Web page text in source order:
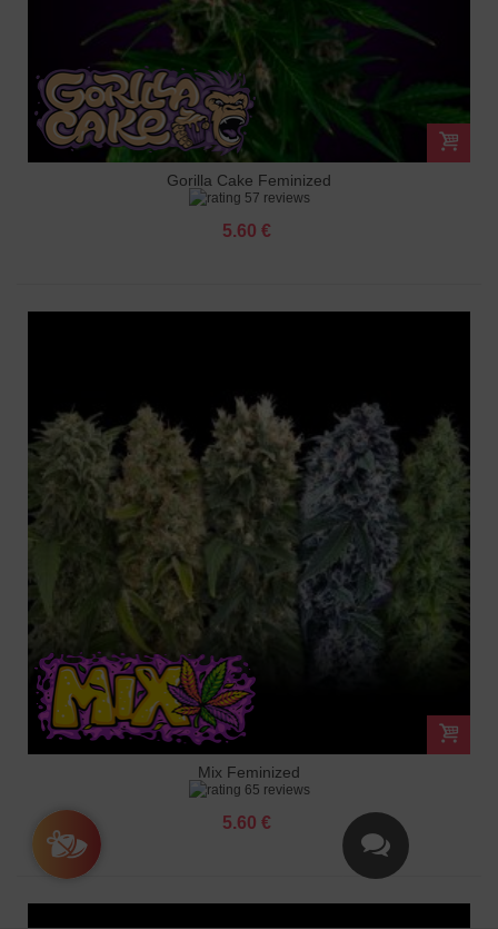
Gorilla Cake Feminized
57 reviews
5.60 €
Mix Feminized
65 reviews
5.60 €